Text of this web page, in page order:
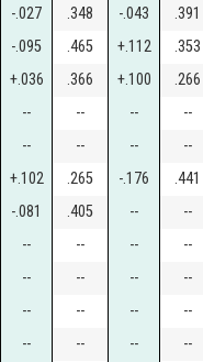
-.027 .348 -.043 .391
-.095 .465 +.112 .353
+.036 .366 +.100 .266
-- -- -- --
-- -- -- --
+.102 .265 -.176 .441
-.081 .405 -- --
-- -- -- --
-- -- -- --
-- -- -- --
-- -- -- --